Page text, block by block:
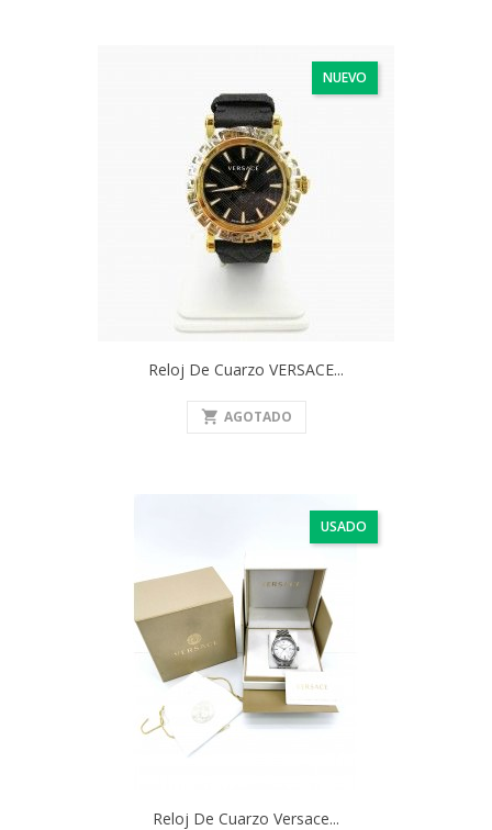
NUEVO
Reloj De Cuarzo VERSACE...
shopping_cart AGOTADO
USADO
Reloj De Cuarzo Versace...